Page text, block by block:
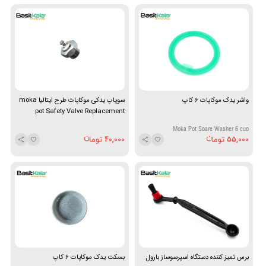
واشر یدک موکاپات 6 کاپ
Moka Pot Spare Washer 6 cup
55,000
سوپاپ یدکی موکاپات طرح ایتالیا moka
pot Safety Valve Replacement
40,000
برس تمیز کننده دستگاه اسپرسوساز بارول بسکت یدک موکاپات 6 کاپ